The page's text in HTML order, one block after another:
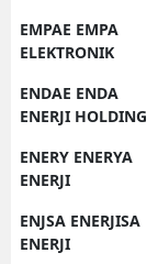
EMPAE EMPA
ELEKTRONIK
ENDAE ENDA
ENERJI HOLDING
ENERY ENERYA
ENERJI
ENJSA ENERJISA
ENERJI